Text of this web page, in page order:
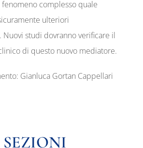
complesso quale
ulteriori
studi dovranno verificare il
di questo nuovo mediatore.
Gianluca Gortan Cappellari
SEZIONI